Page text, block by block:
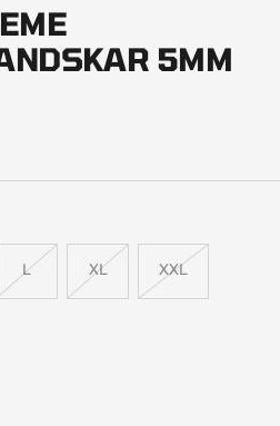
2
3
4
5MM
L XL XXL